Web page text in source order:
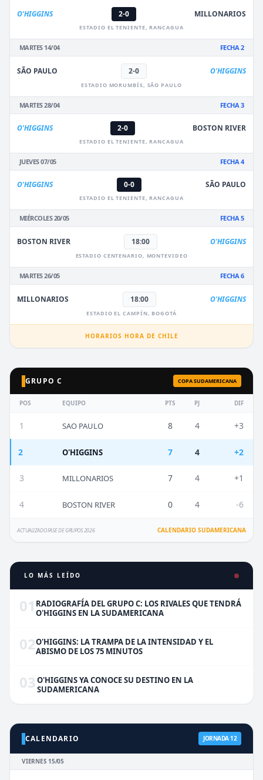
O'HIGGINS 2-0 MILLONARIOS
ESTADIO EL TENIENTE, RANCAGUA
MARTES 14/04 FECHA 2
SÃO PAULO 2-0 O'HIGGINS
ESTADIO MORUMBÍS, SÃO PAULO
MARTES 28/04 FECHA 3
O'HIGGINS 2-0 BOSTON RIVER
ESTADIO EL TENIENTE, RANCAGUA
JUEVES 07/05 FECHA 4
O'HIGGINS 0-0 SÃO PAULO
ESTADIO EL TENIENTE, RANCAGUA
MIÉRCOLES 20/05 FECHA 5
BOSTON RIVER 18:00 O'HIGGINS
ESTADIO CENTENARIO, MONTEVIDEO
MARTES 26/05 FECHA 6
MILLONARIOS 18:00 O'HIGGINS
ESTADIO EL CAMPÍN, BOGOTÁ
HORARIOS HORA DE CHILE
GRUPO C COPA SUDAMERICANA
POS EQUIPO PTS PJ DIF
1 SAO PAULO 8 4 +3
2 O'HIGGINS 7 4 +2
3 MILLONARIOS 7 4 +1
4 BOSTON RIVER 0 4 -6
ACTUALIZADO FASE DE GRUPOS 2026 CALENDARIO SUDAMERICANA
LO MÁS LEÍDO
01 RADIOGRAFÍA DEL GRUPO C: LOS RIVALES QUE TENDRÁ
O'HIGGINS EN LA SUDAMERICANA
02O'HIGGINS: LA TRAMPA DE LA INTENSIDAD Y EL
ABISMO DE LOS 75 MINUTOS
03 O'HIGGINS YA CONOCE SU DESTINO EN LA
SUDAMERICANA
CALENDARIO JORNADA 12
VIERNES 15/05